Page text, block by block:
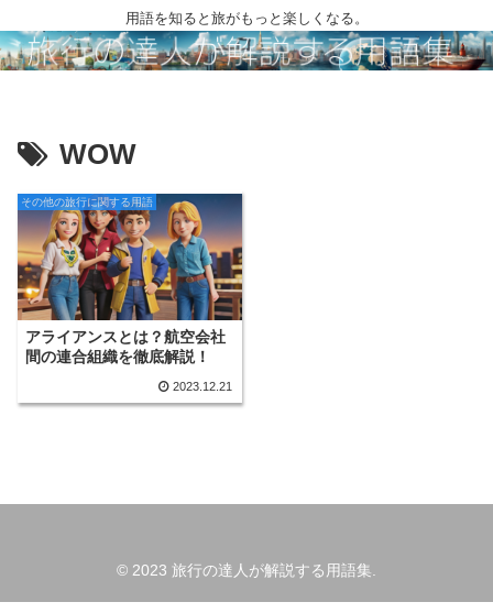
用語を知ると旅がもっと楽しくなる。
WOW
その他の旅行に関する用語
アライアンスとは？航空会社
間の連合組織を徹底解説！
2023.12.21
© 2023 旅行の達人が解説する用語集.